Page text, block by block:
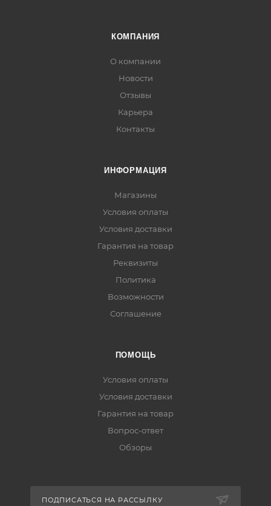
КОМПАНИЯ
О компании
Новости
Отзывы
Карьера
Контакты
ИНФОРМАЦИЯ
Магазины
Условия оплаты
Условия доставки
Гарантия на товар
Реквизиты
Политика
Возможности
Соглашение
ПОМОЩЬ
Условия оплаты
Условия доставки
Гарантия на товар
Вопрос-ответ
Обзоры
ПОДПИСАТЬСЯ НА РАССЫЛКУ